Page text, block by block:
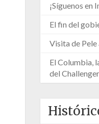
¡Síguenos en
El fin del
Visita de
El Columbia,
del Challenger